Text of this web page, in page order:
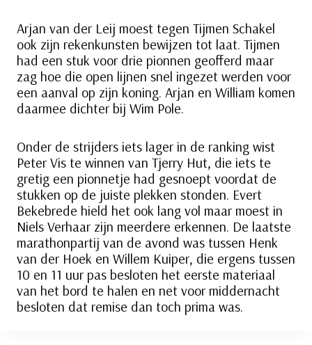
Arjan van der Leij moest tegen Tijmen Schakel
ook zijn rekenkunsten bewijzen tot laat. Tijmen
had een stuk voor drie pionnen geofferd maar
zag hoe die open lijnen snel ingezet werden voor
een aanval op zijn koning. Arjan en William komen
daarmee dichter bij Wim Pole.
Onder de strijders iets lager in de ranking wist
Peter Vis te winnen van Tjerry Hut, die iets te
gretig een pionnetje had gesnoept voordat de
stukken op de juiste plekken stonden. Evert
Bekebrede hield het ook lang vol maar moest in
Niels Verhaar zijn meerdere erkennen. De laatste
marathonpartij van de avond was tussen Henk
van der Hoek en Willem Kuiper, die ergens tussen
10 en 11 uur pas besloten het eerste materiaal
van het bord te halen en net voor middernacht
besloten dat remise dan toch prima was.